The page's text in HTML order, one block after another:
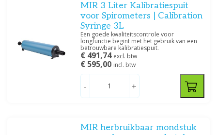
MIR 3 Liter Kalibratiespuit
voor Spirometers | Calibration
Syringe 3L
Een goede kwaliteitscontrole voor
longfunctie begint met het gebruik van een
betrouwbare kalibratiespuit.
€ 491,74 excl. btw
€ 595,00 incl. btw
- +
MIR herbruikbaar mondstuk